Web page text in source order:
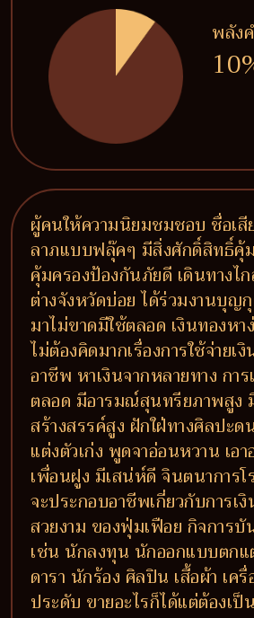
พลัง
ผู้คนให้ความนิยมชมชอบ ชื่อเสี
ลาภแบบฟลุ๊คๆ มีสิ่งศักดิ์สิทธิ์คุ้
คุ้มครองป้องกันภัยดี เดินทางไ
ต่างจังหวัดบ่อย ได้ร่วมงานบุญ
มาไม่ขาดมีใช้ตลอด เงินทองห
ไม่ต้องคิดมากเรื่องการใช้จ่ายเ
อาชีพ หาเงินจากหลายทาง กา
ตลอด มีอารมณ์สุนทรียภาพสูง
สร้างสรรค์สูง ฝักใฝ่ทางศิลปะ
แต่งตัวเก่ง พูดจาอ่อนหวาน เอา
เพื่อนฝูง มีเสน่ห์ดี จินตนาการ
จะประกอบอาชีพเกี่ยวกับการเ
สวยงาม ของฟุ่มเฟือย กิจการ
เช่น นักลงทุน นักออกแบบตกแ
ดารา นักร้อง ศิลปิน เสื้อผ้า เครื่
ประดับ ขายอะไรก็ได้แต่ต้องเ